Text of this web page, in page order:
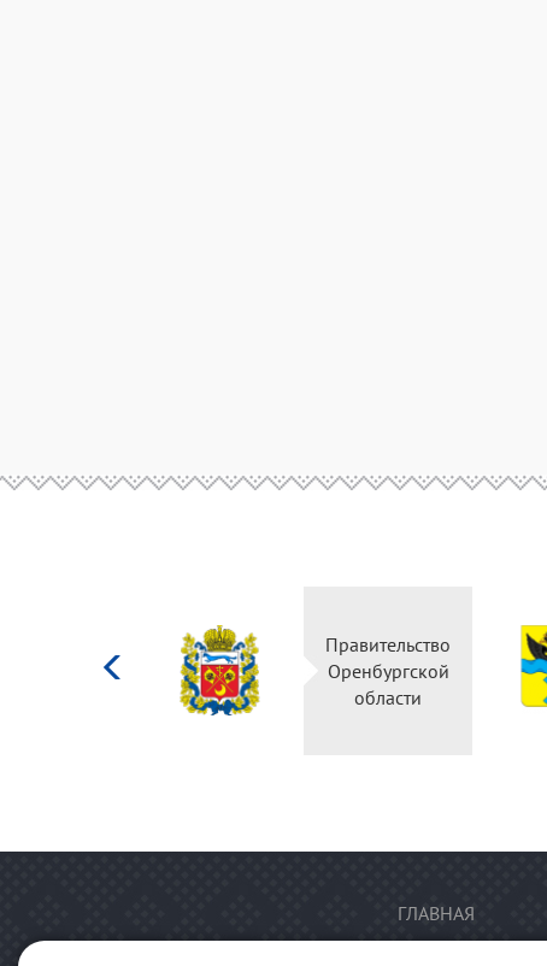
Правительство
Оренбургской
области
ГЛАВНАЯ